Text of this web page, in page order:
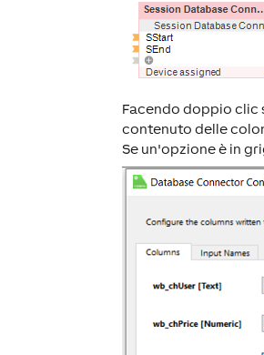
Facendo doppio clic
contenuto delle
Se un'opzione è in